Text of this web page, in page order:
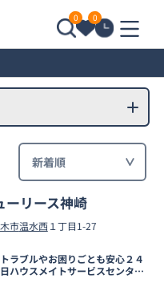
0 0
ーリース神崎
市温水西１丁目1-27
ラブルやお困りごとも安心２４
ハウスメイトサービスセンター
。